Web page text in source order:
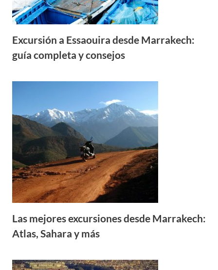
Excursión a Essaouira desde Marrakech:
guía completa y consejos
Las mejores excursiones desde Marrakech:
Atlas, Sahara y más